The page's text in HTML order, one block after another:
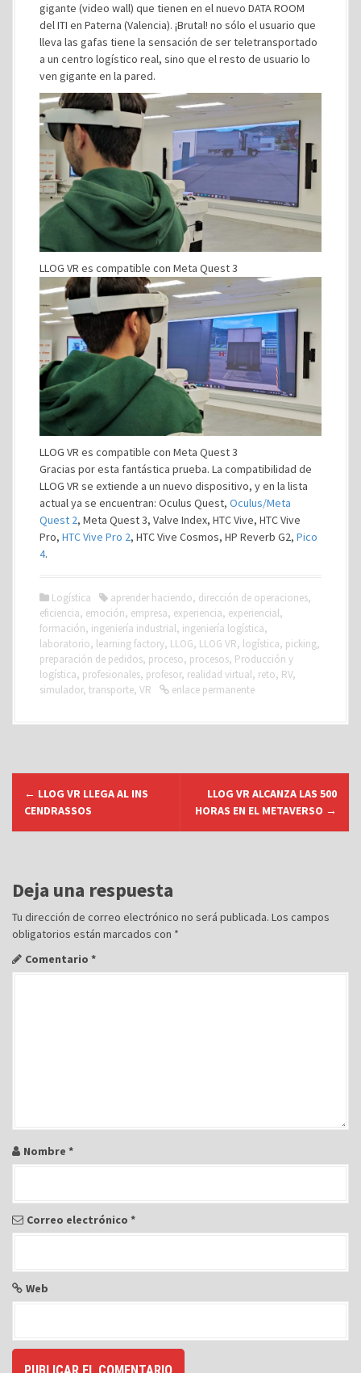
gigante (video wall) que tienen en el nuevo DATA ROOM
del ITI en Paterna (Valencia). ¡Brutal! no sólo el usuario que
lleva las gafas tiene la sensación de ser teletransportado
a un centro logístico real, sino que el resto de usuario lo
ven gigante en la pared.
LLOG VR es compatible con Meta Quest 3
LLOG VR es compatible con Meta Quest 3
Gracias por esta fantástica prueba. La compatibilidad de
LLOG VR se extiende a un nuevo dispositivo, y en la lista
actual ya se encuentran: Oculus Quest, Oculus/Meta
Quest 2, Meta Quest 3, Valve Index, HTC Vive, HTC Vive
Pro, HTC Vive Pro 2, HTC Vive Cosmos, HP Reverb G2, Pico
4.
Logística aprender haciendo, dirección de operaciones,
eficiencia, emoción, empresa, experiencia, experiencial,
formación, ingeniería industrial, ingeniería logística,
laboratorio, learning factory, LLOG, LLOG VR, logística, picking,
preparación de pedidos, proceso, procesos, Producción y
logística, profesionales, profesor, realidad virtual, reto, RV,
simulador, transporte, VR enlace permanente
v
a
c
i
ó
a
d
s
← LLOG VR LLEGA AL INS
CENDRASSOS
LLOG VR ALCANZA LAS 500
HORAS EN EL METAVERSO →
Deja una respuesta
Tu dirección de correo electrónico no será publicada. Los campos
obligatorios están marcados con *
Comentario *
Nombre *
Correo electrónico *
Web